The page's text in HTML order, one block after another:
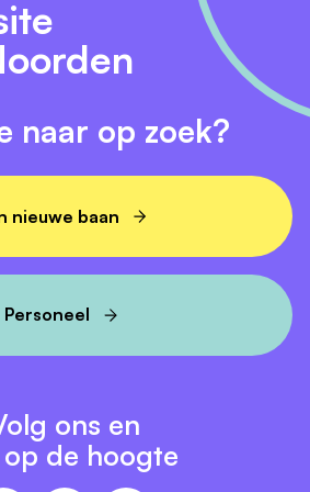
naar op zoek?
nieuwe baan
Personeel
ons en
de hoogte